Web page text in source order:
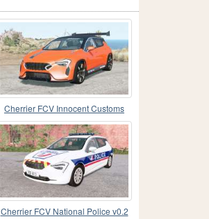
Cherrier FCV Innocent Customs
v1.15
Cherrier FCV National Police v0.2